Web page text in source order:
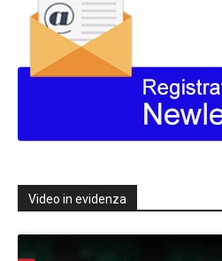
Video in evidenza